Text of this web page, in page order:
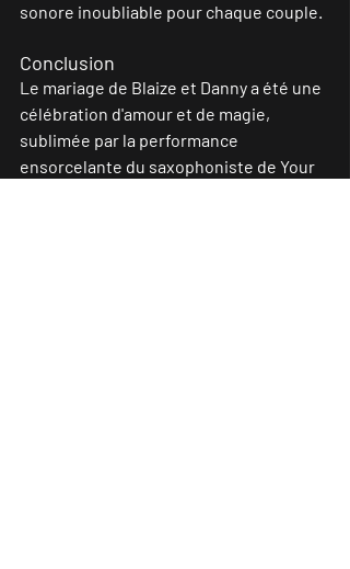
sonore inoubliable pour chaque couple.
Conclusion
Le mariage de Blaize et Danny a été une
célébration d'amour et de magie,
sublimée par la performance
ensorcelante du saxophoniste de Your